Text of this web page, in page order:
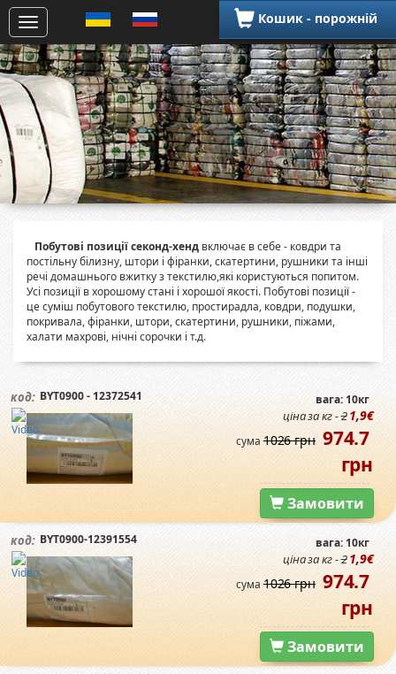
Побутові позиції секонд-хенд включає в себе - ковдри та
постільну білизну, штори і фіранки, скатертини, рушники та інші
речі домашнього вжитку з текстилю,які користуються попитом.
Усі позиції в хорошому стані і хорошої якості. Побутові позиції -
це суміш побутового текстилю, простирадла, ковдри, подушки,
покривала, фіранки, штори, скатертини, рушники, піжами,
халати махрові, нічні сорочки і т.д.
код: BYT0900 - 12372541 вага: 10кг
ціна за кг -21,9€
сума1026 грн 974.7
грн
Замовити
код: BYT0900-12391554 вага: 10кг
ціна за кг -21,9€
сума1026 грн 974.7
грн
Замовити
Кошик - порожній